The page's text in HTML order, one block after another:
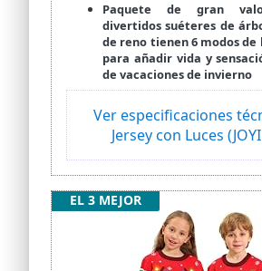
Paquete de gran
divertidos suéteres de
de reno tienen 6 modos
para añadir vida y
de vacaciones de invierno
Ver especificaciones
Jersey con Luces
EL 3 MEJOR